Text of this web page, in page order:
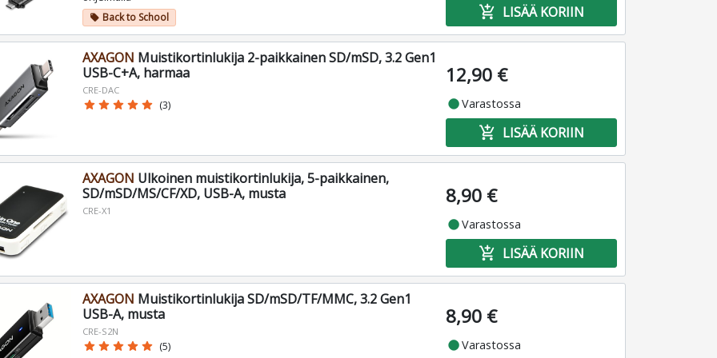
local_offer Back to School add_shopping_cart LISÄÄ KORIIN
AXAGON Muistikortinlukija 2-paikkainen SD/mSD, 3.2 Gen1
USB-C+A, harmaa
CRE-DAC
star star star star star (3)
12,90 €
fiber_manual_recordVarastossa
add_shopping_cart LISÄÄ KORIIN
AXAGON Ulkoinen muistikortinlukija, 5-paikkainen,
SD/mSD/MS/CF/XD, USB-A, musta
CRE-X1
8,90 €
fiber_manual_recordVarastossa
add_shopping_cart LISÄÄ KORIIN
AXAGON Muistikortinlukija SD/mSD/TF/MMC, 3.2 Gen1
USB-A, musta
CRE-S2N
star star star star star (5)
8,90 €
fiber_manual_recordVarastossa